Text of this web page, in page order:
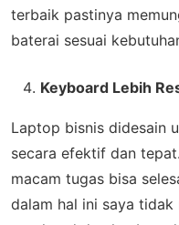
terbaik pastinya
baterai sesuai
Keyboard Lebih
Laptop bisnis didesain
secara efektif dan
macam tugas bisa
dalam hal ini saya tidak